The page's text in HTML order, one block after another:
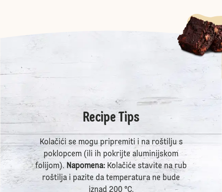
Recipe Tips
Kolačići se mogu pripremiti i na roštilju s
poklopcem (ili ih pokrijte aluminijskom
folijom). Napomena: Kolačiće stavite na rub
roštilja i pazite da temperatura ne bude
iznad 200 °C.